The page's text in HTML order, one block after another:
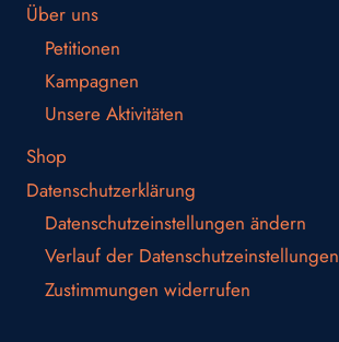
Über uns
Petitionen
Kampagnen
Unsere Aktivitäten
Shop
Datenschutzerklärung
Datenschutzeinstellungen ändern
Verlauf der Datenschutzeinstellungen
Zustimmungen widerrufen